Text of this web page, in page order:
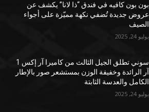
بون بون كافيه في فندق “ذا لانا” يكشف عن
عروض جديدة تُضفي نكهة مميّزة على أجواء
الصيف
يوليو 24, 2025
سوني تطلق الجيل الثالث من كاميرا آر إكس 1
آر الرائدة وخفيفة الوزن بمستشعر صور بالإطار
الكامل والعدسة الثابتة
يوليو 24, 2025